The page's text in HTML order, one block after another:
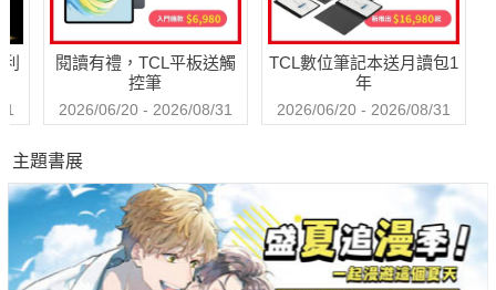
閱讀有禮，TCL平板送觸
控筆
2026/06/20 - 2026/08/31
TCL數位筆記本送月讀包1
年
2026/06/20 - 2026/08/31
主題書展